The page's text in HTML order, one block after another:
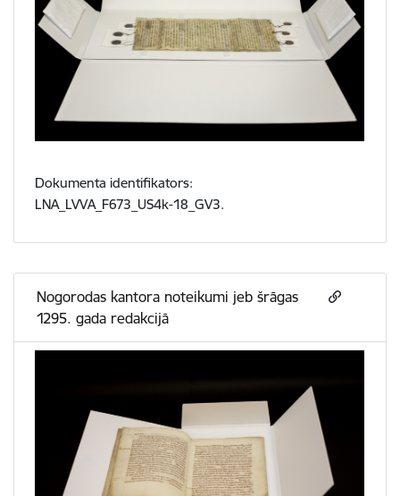
Dokumenta identifikators:
LNA_LVVA_F673_US4k-18_GV3.
Nogorodas kantora noteikumi jeb šrāgas
1295. gada redakcijā